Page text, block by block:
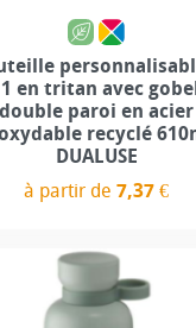
en tritan avec
double paroi en acier
recyclé
DUALUSE
à partir de7,37 €